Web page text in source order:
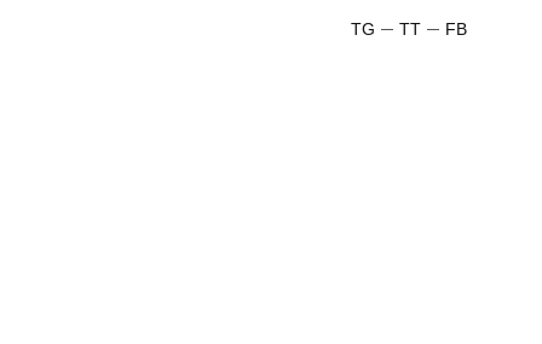
FB
TT
TG